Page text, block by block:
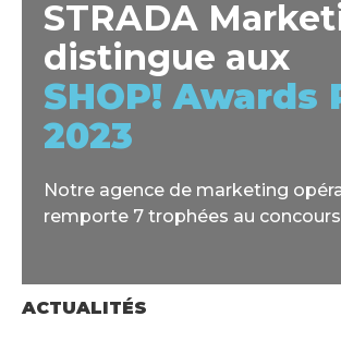
STRADA
distingue aux
SHOP! Awards
2023
Notre agence de marketing
remporte 7 trophées au
ACTUALITÉS